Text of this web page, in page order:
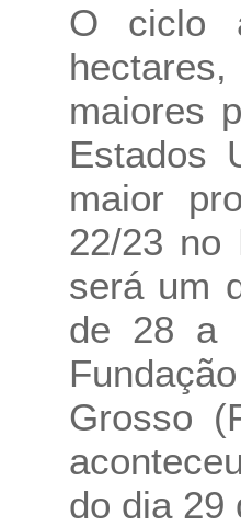
O ciclo
maiores
Estados
maior
22/23 no
será um
de 28 a
Grosso
do dia 29